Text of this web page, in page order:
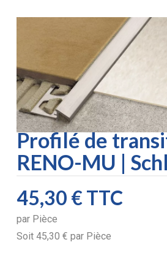
Profilé de
RENO-MU |
45,30 €TTC
par Pièce
Soit 45,30 € par Pièce